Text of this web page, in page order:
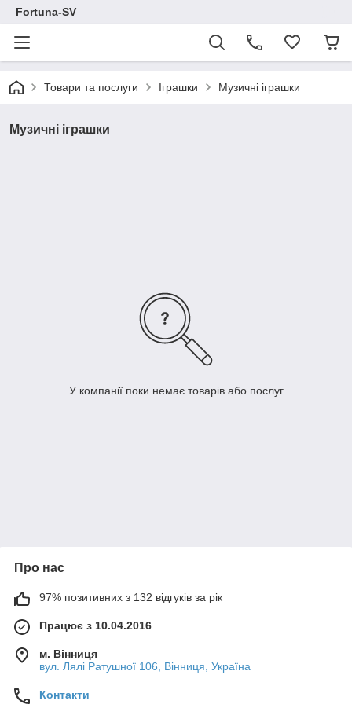
Fortuna-SV
Товари та послуги Іграшки Музичні іграшки
Музичні іграшки
У компанії поки немає товарів або послуг
Про нас
97% позитивних з 132 відгуків за рік
Працює з 10.04.2016
м. Вінниця
вул. Лялі Ратушної 106, Вінниця, Україна
Контакти